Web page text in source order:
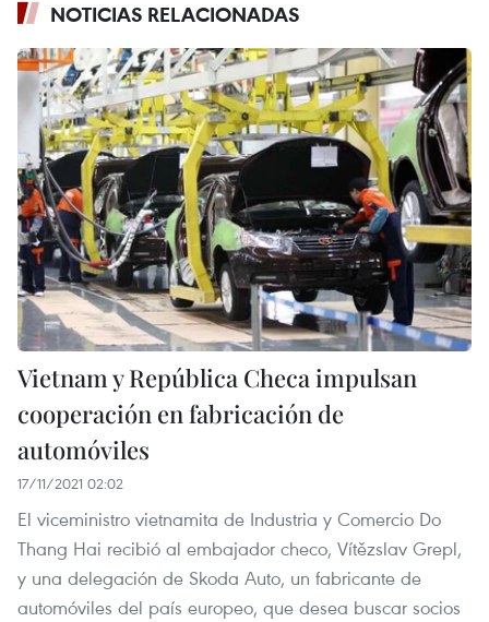
NOTICIAS RELACIONADAS
Vietnam y República Checa impulsan
cooperación en fabricación de
automóviles
17/11/2021 02:02
El viceministro vietnamita de Industria y Comercio Do
Thang Hai recibió al embajador checo, Vítězslav Grepl,
y una delegación de Skoda Auto, un fabricante de
automóviles del país europeo, que desea buscar socios